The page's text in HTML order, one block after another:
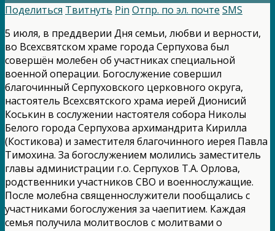
Поделиться Твитнуть Pin Отпр. по эл. почте SMS
5 июля, в преддверии Дня семьи, любви и верности,
во Всехсвятском храме города Серпухова был
совершён молебен об участниках специальной
военной операции. Богослужение совершил
благочинный Серпуховского церковного округа,
настоятель Всехсвятского храма иерей Дионисий
Коськин в сослужении настоятеля собора Николы
Белого города Серпухова архимандрита Кирилла
(Костикова) и заместителя благочинного иерея Павла
Тимохина. За богослужением молились заместитель
главы администрации г.о. Серпухов Т.А. Орлова,
родственники участников СВО и военнослужащие.
После молебна священнослужители пообщались с
участниками богослужения за чаепитием. Каждая
семья получила молитвослов с молитвами о